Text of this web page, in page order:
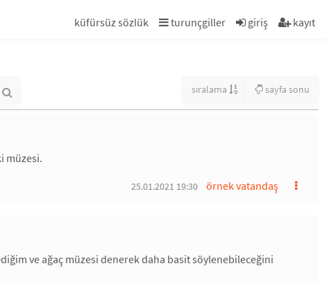
küfürsüz sözlük turunçgiller giriş kayıt
sıralama sayfa sonu
müzesi.
örnek vatandaş
25.01.2021 19:30
ve ağaç müzesi denerek daha basit söylenebileceğini